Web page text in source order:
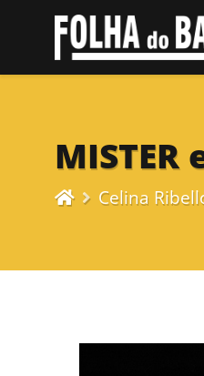
MISTER
Celina